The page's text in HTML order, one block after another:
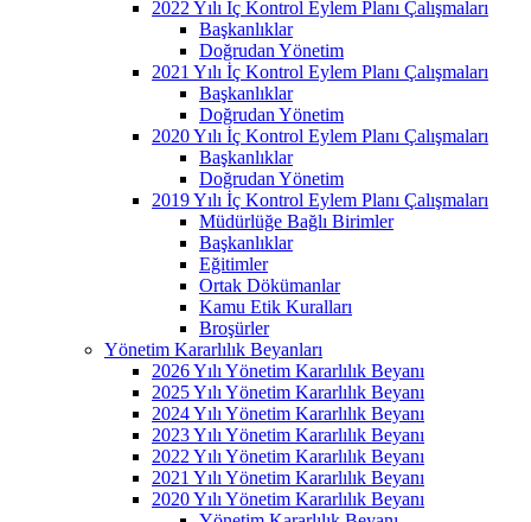
2022 Yılı İç Kontrol Eylem Planı Çalışmaları
Başkanlıklar
Doğrudan Yönetim
2021 Yılı İç Kontrol Eylem Planı Çalışmaları
Başkanlıklar
Doğrudan Yönetim
2020 Yılı İç Kontrol Eylem Planı Çalışmaları
Başkanlıklar
Doğrudan Yönetim
2019 Yılı İç Kontrol Eylem Planı Çalışmaları
Müdürlüğe Bağlı Birimler
Başkanlıklar
Eğitimler
Ortak Dökümanlar
Kamu Etik Kuralları
Broşürler
Yönetim Kararlılık Beyanları
2026 Yılı Yönetim Kararlılık Beyanı
2025 Yılı Yönetim Kararlılık Beyanı
2024 Yılı Yönetim Kararlılık Beyanı
2023 Yılı Yönetim Kararlılık Beyanı
2022 Yılı Yönetim Kararlılık Beyanı
2021 Yılı Yönetim Kararlılık Beyanı
2020 Yılı Yönetim Kararlılık Beyanı